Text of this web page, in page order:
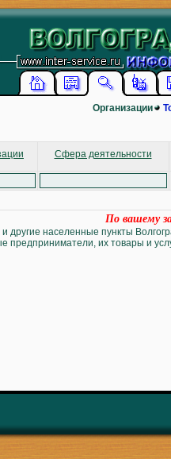
Организации
Сфера деятельности
По вашему
другие населенные пункты
предприниматели, их товары и